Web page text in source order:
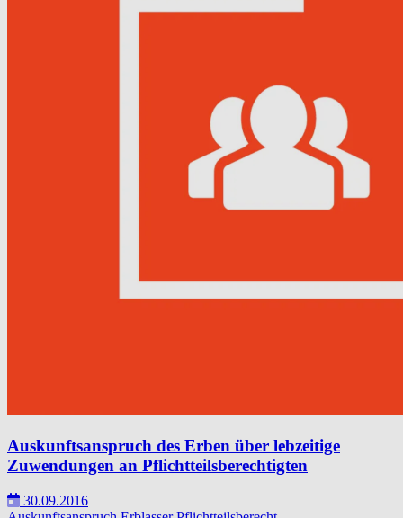
Auskunftsanspruch des Erben über lebzeitige
Zuwendungen an Pflichtteilsberechtigten
30.09.2016